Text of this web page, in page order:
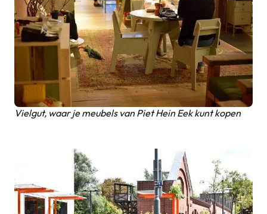
Vielgut, waar je meubels van Piet Hein Eek kunt kopen